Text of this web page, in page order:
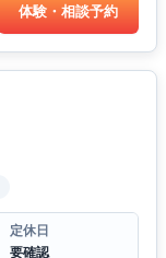
体験・相談予約
定休日
要確認